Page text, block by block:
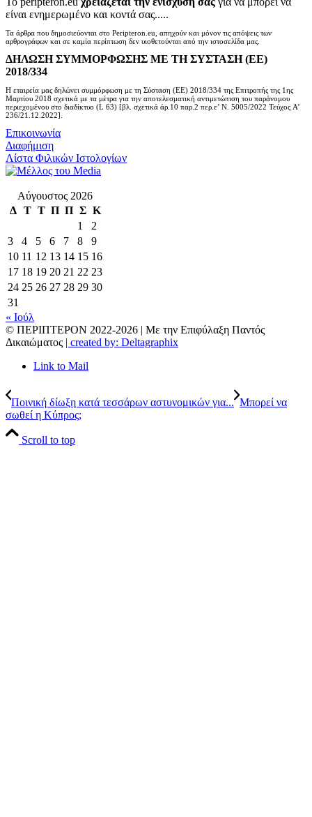
είναι ενημερωμένο και κοντά σας.....
Τα άρθρα που δημοσιεύονται στο Peripteron.eu, απηχούν και μόνον τις απόψεις των
αρθρογράφων και σε καμία περίπτωση δεν υιοθετούνται από την ιστοσελίδα μας.
ΔΗΛΩΣΗ ΣΥΜΜΟΡΦΩΣΗΣ ΜΕ ΤΗ ΣΥΣΤΑΣΗ (ΕΕ)
2018/334
Η εταιρεία μας δηλώνει συμμόρφωση με τη Σύσταση (ΕΕ) 2018/334 της Επιτροπής της 1ης
Μαρτίου 2018 σχετικά με τα μέτρα για την αποτελεσματική αντιμετώπιση του παράνομου
περιεχομένου στο διαδίκτυο (L 63) [βλ. σχετικά άρ.10 παρ.2 περ.ε’ Ν. 5005/2022 Τεύχος A’
236/21.12.2022].
Επικοινωνία
Διαφήμιση
Λίστα Φιλικών Ιστολογίων
Αύγουστος 2026
Δ Τ Τ Π Π Σ Κ
1
2
3
4 5 6 7 8
9
10 11 12 13 14 15 16
17 18 19 20 21 22 23
24 25 26 27 28 29 30
31
« Ιούλ
© ΠΕΡΙΠΤΕΡΟΝ 2022-2026 | Με την Επιφύλαξη Παντός
Δικαιώματος | created by: Deltagraphix
Link to Mail
Ποινική δίωξη κατά τεσσάρων αστυνομικών για... Μπορεί να
σωθεί η Κύπρος;
Scroll to top